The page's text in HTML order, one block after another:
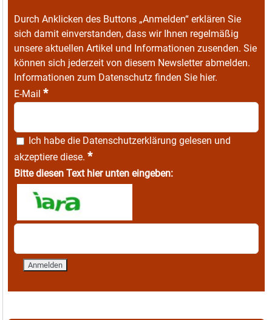
Durch Anklicken des Buttons „Anmelden“ erklären Sie
sich damit einverstanden, dass wir Ihnen regelmäßig
unsere aktuellen Artikel und Informationen zusenden. Sie
können sich jederzeit von diesem Newsletter abmelden.
Informationen zum Datenschutz finden Sie hier.
E-Mail *
Ich habe die Datenschutzerklärung gelesen und
akzeptiere diese. *
Bitte diesen Text hier unten eingeben: